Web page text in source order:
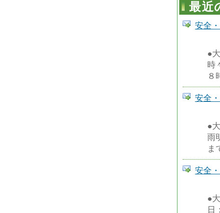
最近
安全
●
時
８
安全
●
雨
ま
安全
●
日